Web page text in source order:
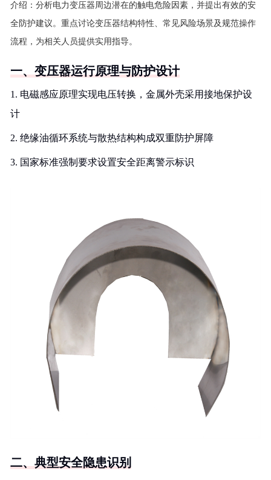
介绍： 分析电力变压器周边潜在的触电危险因素，并提出有效的安
全防护建议。重点讨论变压器结构特性、常见风险场景及规范操作
流程，为相关人员提供实用指导。
一、变压器运行原理与防护设计
1. 电磁感应原理实现电压转换，金属外壳采用接地保护设
计
2. 绝缘油循环系统与散热结构构成双重防护屏障
3. 国家标准强制要求设置安全距离警示标识
二、典型安全隐患识别